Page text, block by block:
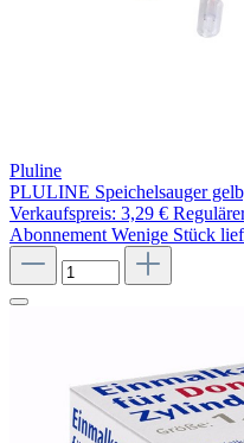
Pluline
PLULINE Speichelsauger
Verkaufspreis: 3,29 €
Abonnement Wenige Stück